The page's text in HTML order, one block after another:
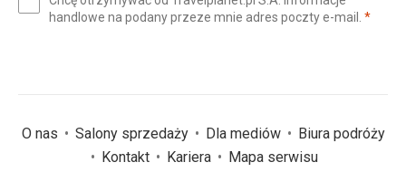
(wymagane)
handlowe na podany przeze mnie adres poczty e-mail. *
O nas Salony sprzedaży Dla mediów
Biura podróży
Kontakt
Kariera Mapa serwisu